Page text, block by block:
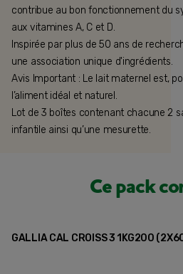
contribue au bon fonctionnement du
aux vitamines A, C et D.
Inspirée par plus de 50 ans de
une association unique d'ingrédients.
Avis Important : Le lait maternel est,
l’aliment idéal et naturel.
Lot de 3 boîtes contenant chacune 2
infantile ainsi qu’une mesurette.
Ce pack
GALLIA CAL CROISS 3 1KG200